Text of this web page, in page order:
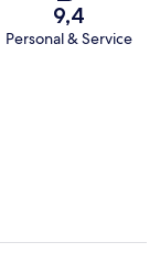
9,4
Personal & Service